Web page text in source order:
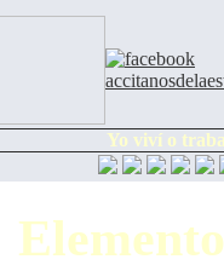
Yo viví o